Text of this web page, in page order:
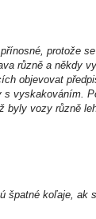
protože
různě a někdy
objevovat
vyskakováním.
byly vozy různě
špatné koľaje, ak